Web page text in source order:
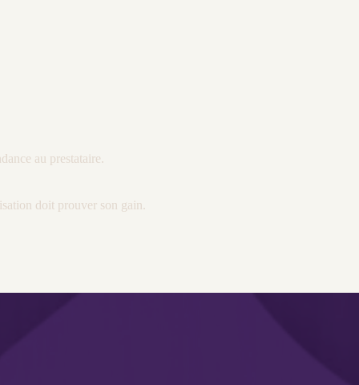
au prestataire.
doit prouver son gain.